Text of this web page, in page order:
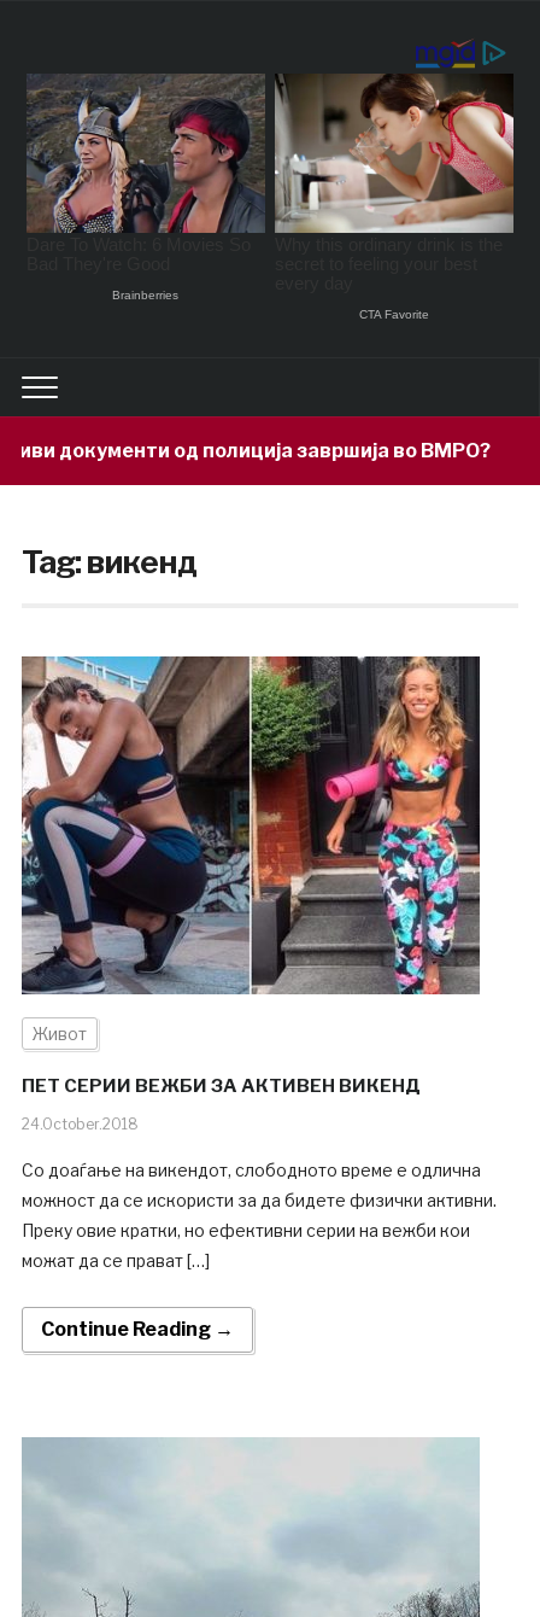
од полиција завршија во ВМРО?
Tag:викенд
Живот
ПЕТ СЕРИИ ВЕЖБИ ЗА АКТИВЕН ВИКЕНД
24.October.2018
Со доаѓање на викендот, слободното време е одлична
можност да се искористи за да бидете физички активни.
Преку овие кратки, но ефективни серии на вежби кои
можат да се прават […]
Continue Reading →